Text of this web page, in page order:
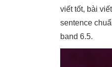
viết tốt, bài
sentence
band 6.5.